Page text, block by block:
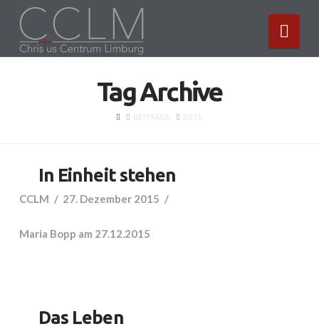
Tag Archive
HOMEBEITRÄGE 2015
In Einheit stehen
CCLM 27. Dezember 2015
Maria Bopp am 27.12.2015
Das Leben